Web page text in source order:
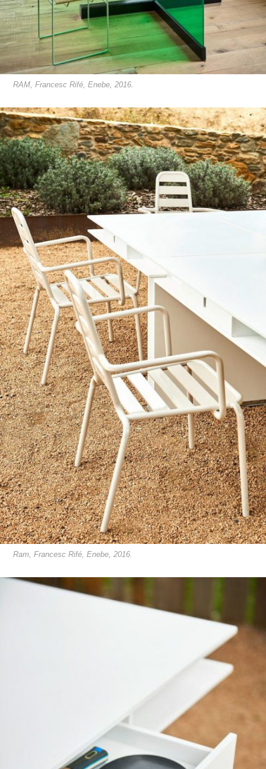
RAM, Francesc Rifé, Enebe, 2016.
Ram, Francesc Rifé, Enebe, 2016.